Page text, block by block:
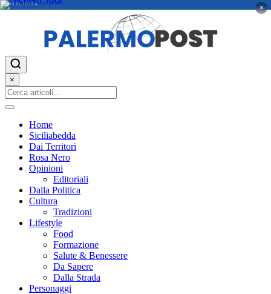
PUBBLICITÀ ×
×
Home
Siciliabedda
Dai Territori
Rosa Nero
Opinioni
Editoriali
Dalla Politica
Cultura
Tradizioni
Lifestyle
Food
Formazione
Salute & Benessere
Da Sapere
Dalla Strada
Personaggi